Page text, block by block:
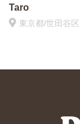
Taro
東京都/世田谷区